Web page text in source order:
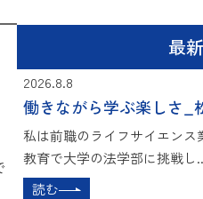
最
2026.8.8
働きながら学ぶ楽しさ_
私は前職のライフサイエン
教育で大学の法学部に挑戦し
読む